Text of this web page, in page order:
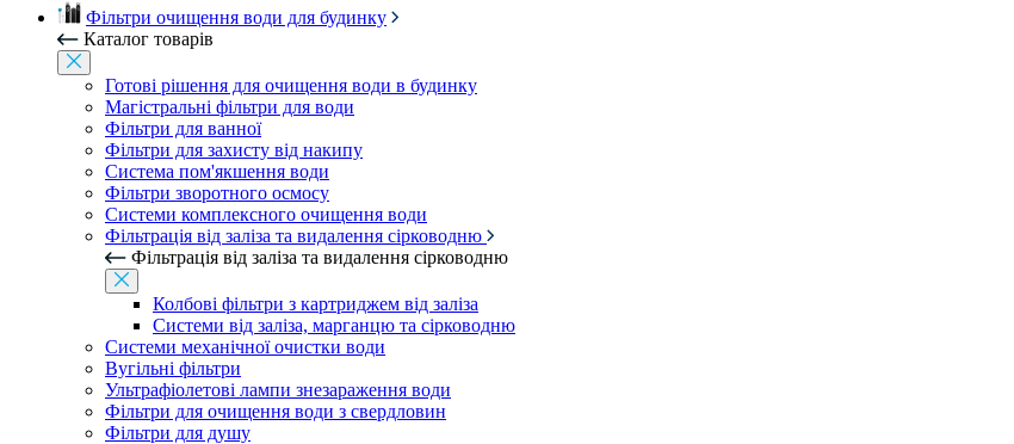
Фільтри очищення води для будинку
Каталог товарів
Готові рішення для очищення води в будинку
Магістральні фільтри для води
Фільтри для ванної
Фільтри для захисту від накипу
Система пом'якшення води
Фільтри зворотного осмосу
Системи комплексного очищення води
Фільтрація від заліза та видалення сірководню
Фільтрація від заліза та видалення сірководню
Колбові фільтри з картриджем від заліза
Системи від заліза, марганцю та сірководню
Системи механічної очистки води
Вугільні фільтри
Ультрафіолетові лампи знезараження води
Фільтри для очищення води з свердловин
Фільтри для душу